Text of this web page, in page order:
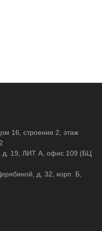
16, строение 2, этаж
д. 19, ЛИТ А, офис 109 (БЦ
д. 32, корп. Б,